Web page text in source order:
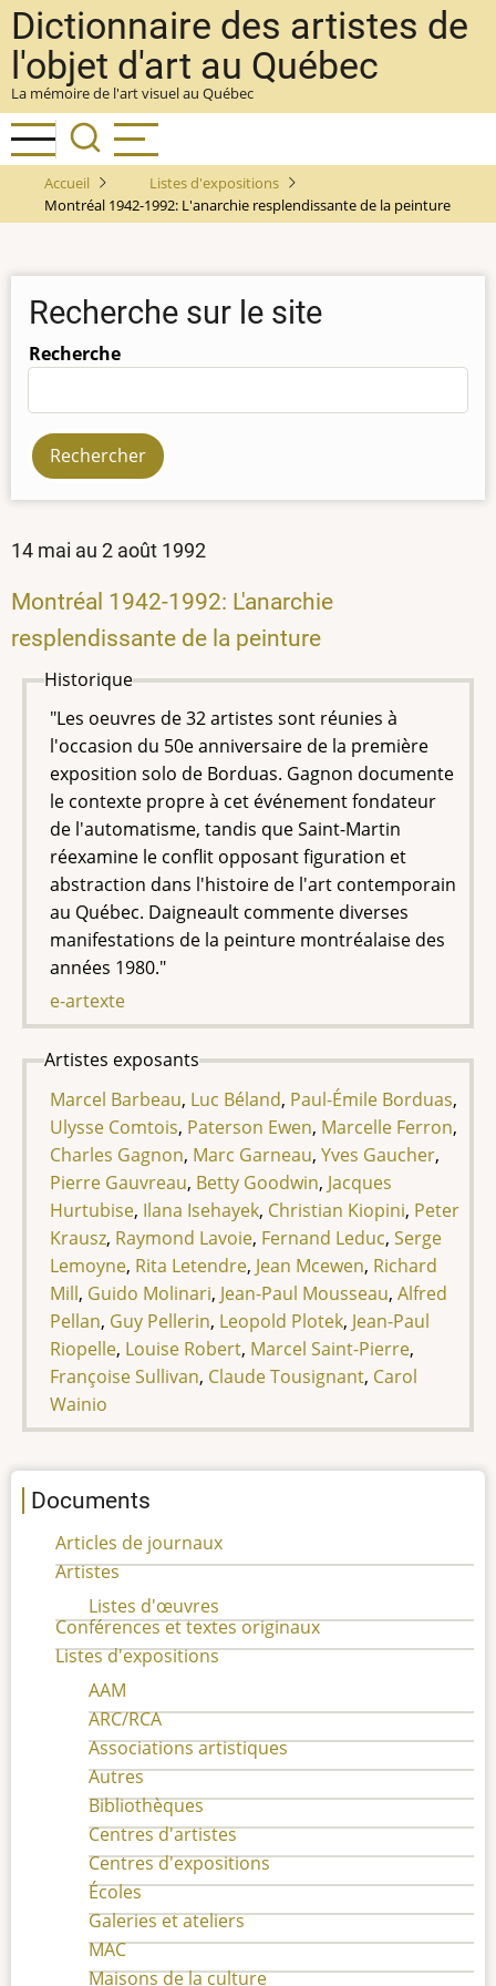
Aller
au
contenu
principal
Dictionnaire des artistes de
l'objet d'art au Québec
La mémoire de l'art visuel au Québec
Accueil
Listes d'expositions
Montréal 1942-1992: L'anarchie resplendissante de la peinture
Recherche sur le site
Recherche
14 mai au 2 août 1992
Montréal 1942-1992: L'anarchie
resplendissante de la peinture
Historique
"Les oeuvres de 32 artistes sont réunies à
l'occasion du 50e anniversaire de la première
exposition solo de Borduas. Gagnon documente
le contexte propre à cet événement fondateur
de l'automatisme, tandis que Saint-Martin
réexamine le conflit opposant figuration et
abstraction dans l'histoire de l'art contemporain
au Québec. Daigneault commente diverses
manifestations de la peinture montréalaise des
années 1980."
e-artexte
Artistes exposants
Marcel Barbeau, Luc Béland, Paul-Émile Borduas,
Ulysse Comtois, Paterson Ewen, Marcelle Ferron,
Charles Gagnon, Marc Garneau, Yves Gaucher,
Pierre Gauvreau, Betty Goodwin, Jacques
Hurtubise, Ilana Isehayek, Christian Kiopini, Peter
Krausz, Raymond Lavoie, Fernand Leduc, Serge
Lemoyne, Rita Letendre, Jean Mcewen, Richard
Mill, Guido Molinari, Jean-Paul Mousseau, Alfred
Pellan, Guy Pellerin, Leopold Plotek, Jean-Paul
Riopelle, Louise Robert, Marcel Saint-Pierre,
Françoise Sullivan, Claude Tousignant, Carol
Wainio
Documents
Articles de journaux
Artistes
Listes d'œuvres
Conférences et textes originaux
Listes d'expositions
AAM
ARC/RCA
Associations artistiques
Autres
Bibliothèques
Centres d'artistes
Centres d'expositions
Écoles
Galeries et ateliers
MAC
Maisons de la culture